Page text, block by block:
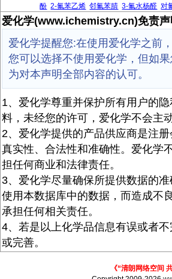
酚 2-氟苯乙烯 邻氟苯腈 3-氟水杨醛 对
爱化学(www.ichemistry.cn)免责声
爱化学提醒您:在使用爱化学之前
您可以选择不使用爱化学，但如
为对本声明全部内容的认可。
1、爱化学尊重并保护所有用户的
料，未经您的许可，爱化学不会主
2、爱化学提供的产品供应商是注
真实性、合法性和准确性。爱化学
担任何商业和法律责任。
3、爱化学尽量确保所提供数据的
使用本数据库中的数据，而造成不
承担任何相关责任。
4、若是以上化学品信息有误或者
或完善。
《“清朗网络空间